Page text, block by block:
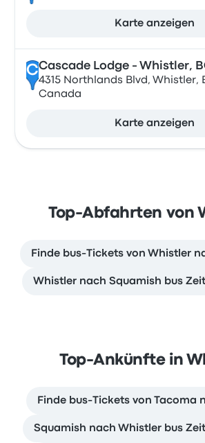
Karte anzeigen
CCascade Lodge - Whistler,
4315 Northlands Blvd, Whistler,
Canada
Karte anzeigen
Top-Abfahrten von
Finde bus-Tickets von Whistler
Whistler nach Squamish bus
Top-Ankünfte in
Finde bus-Tickets von Tacoma
Squamish nach Whistler bus